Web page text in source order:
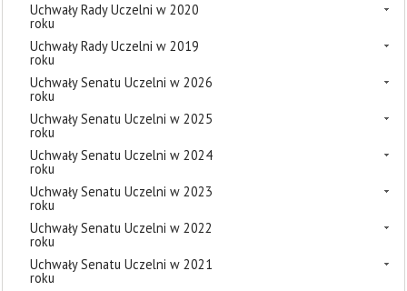
Uchwały Rady Uczelni w 2020
roku
Uchwały Rady Uczelni w 2019
roku
Uchwały Senatu Uczelni w 2026
roku
Uchwały Senatu Uczelni w 2025
roku
Uchwały Senatu Uczelni w 2024
roku
Uchwały Senatu Uczelni w 2023
roku
Uchwały Senatu Uczelni w 2022
roku
Uchwały Senatu Uczelni w 2021
roku